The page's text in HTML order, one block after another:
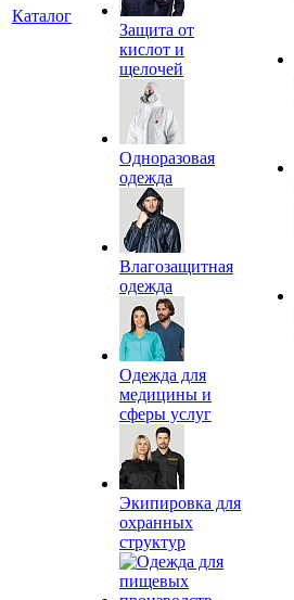
Каталог
Защита от
кислот и
щелочей
Одноразовая
одежда
Влагозащитная
одежда
Одежда для
медицины и
сферы услуг
Экипировка для
охранных
структур